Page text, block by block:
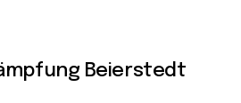
Beierstedt